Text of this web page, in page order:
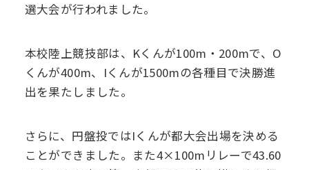
進路指導
進路実績
卒業生の声
PTA
学習旅行
体験学習
学院祭特設ページ
Web出願について
入試Q&A
学費軽減・助成制度
卒業生の方へ
各種証明書の発行
同窓会
デジタルパンフレット
選大会が行われました。
本校陸上競技部は、Kくんが100m・200mで、O
くんが400m、Iくんが1500mの各種目で決勝進
出を果たしました。
さらに、円盤投ではIくんが都大会出場を決める
ことができました。また4×100mリレーで43.60